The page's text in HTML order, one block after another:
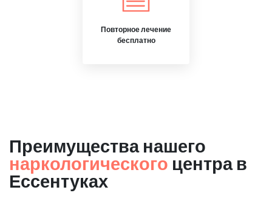
Повторное лечение
бесплатно
Преимущества нашего
наркологического центра в
Ессентуках